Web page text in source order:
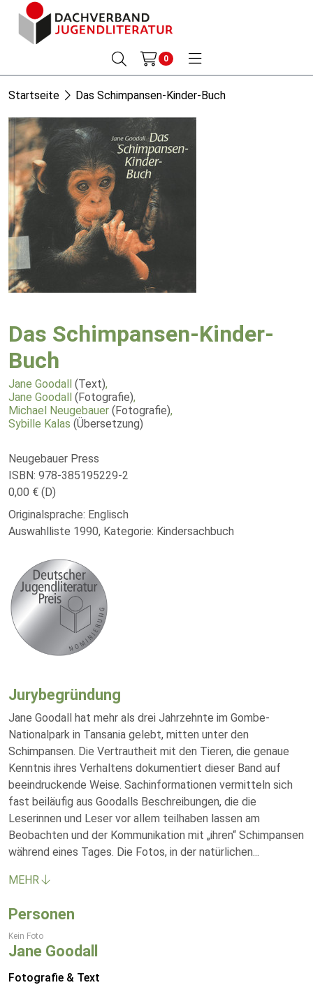
0
Startseite Das Schimpansen-Kinder-Buch
Das Schimpansen-Kinder-
Buch
Jane Goodall (Text),
Jane Goodall (Fotografie),
Michael Neugebauer (Fotografie),
Sybille Kalas (Übersetzung)
Neugebauer Press
ISBN: 978-385195229-2
0,00 € (D)
Originalsprache: Englisch
Auswahlliste 1990, Kategorie: Kindersachbuch
Jurybegründung
Jane Goodall hat mehr als drei Jahrzehnte im Gombe-
Nationalpark in Tansania gelebt, mitten unter den
Schimpansen. Die Vertrautheit mit den Tieren, die genaue
Kenntnis ihres Verhaltens dokumentiert dieser Band auf
beeindruckende Weise. Sachinformationen vermitteln sich
fast beiläufig aus Goodalls Beschreibungen, die die
Leserinnen und Leser vor allem teilhaben lassen am
Beobachten und der Kommunikation mit „ihren“ Schimpansen
während eines Tages. Die Fotos, in der natürlichen...
MEHR
Personen
Kein Foto
Jane Goodall
Fotografie & Text